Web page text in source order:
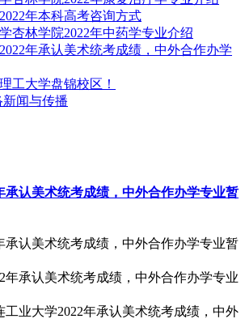
年本科高考咨询方式
杏林学院2022年中药学专业介绍
年承认美术统考成绩，中外合作办学
工大学盘锦校区！
新闻与传播
承认美术统考成绩，中外合作办学专业暂
承认美术统考成绩，中外合作办学专业暂
工业大学2022年承认美术统考成绩，中外